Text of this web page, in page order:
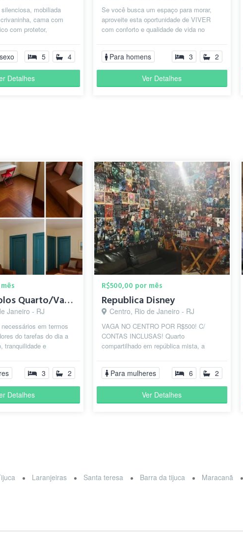
mobiliada
cama com
com protetor,
5 4
Detalhes
Se você busca um espaço para morar,
aproveite esta oportunidade de VIVER
com conforto e qualidade de vida no
a...
Para homens 3 2
Ver Detalhes
Tijuca Amplos Quarto/Vaga 250m Metrô Saens Pena Aluguel
Janeiro - RJ
em termos
do tarefas do dia a
tranquilidade e
3 2
Detalhes
R$500,00 por mês
Republica Disney
Centro, Rio de Janeiro - RJ
VAGA NO CENTRO POR R$500! C/
CONTAS INCLUSAS! Quarto
compartilhado em república mista, a
gás que da 15 reais...
Para mulheres 6 2
Ver Detalhes
Laranjeiras Santa teresa Barra da tijuca Maracanã